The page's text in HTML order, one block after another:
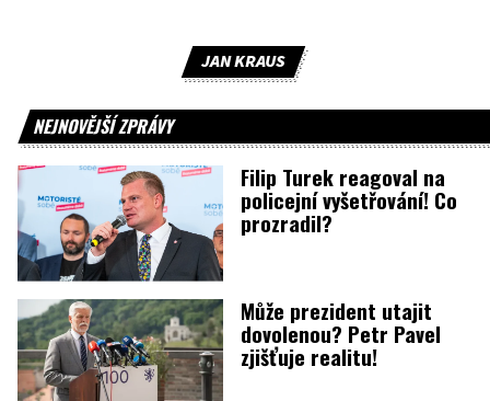
JAN KRAUS
NEJNOVĚJŠÍ ZPRÁVY
Filip Turek reagoval na
policejní vyšetřování! Co
prozradil?
Může prezident utajit
dovolenou? Petr Pavel
zjišťuje realitu!